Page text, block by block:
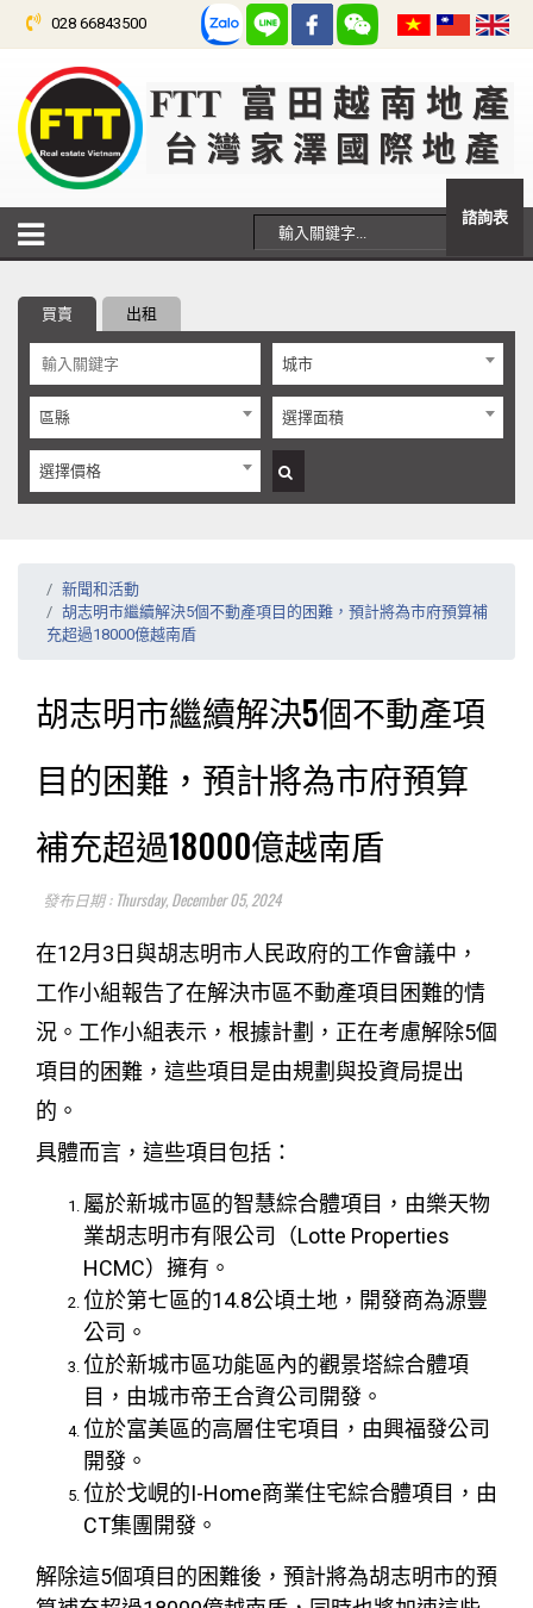
028 66843500
買賣 出租
城市
區縣 選擇面積
選擇價格
新聞和活動
胡志明市繼續解決5個不動產項目的困難，預計將為市府預算補
充超過18000億越南盾
胡志明市繼續解決5個不動產項
目的困難，預計將為市府預算
補充超過18000億越南盾
發布日期 : Thursday, December 05, 2024
在12月3日與胡志明市人民政府的工作會議中，
工作小組報告了在解決市區不動產項目困難的情
況。工作小組表示，根據計劃，正在考慮解除5個
項目的困難，這些項目是由規劃與投資局提出
的。
具體而言，這些項目包括：
屬於新城市區的智慧綜合體項目，由樂天物
業胡志明市有限公司（Lotte Properties
HCMC）擁有。
位於第七區的14.8公頃土地，開發商為源豐
公司。
位於新城市區功能區內的觀景塔綜合體項
目，由城市帝王合資公司開發。
位於富美區的高層住宅項目，由興福發公司
開發。
位於戈峴的I-Home商業住宅綜合體項目，由
CT集團開發。
解除這5個項目的困難後，預計將為胡志明市的預
諮詢表